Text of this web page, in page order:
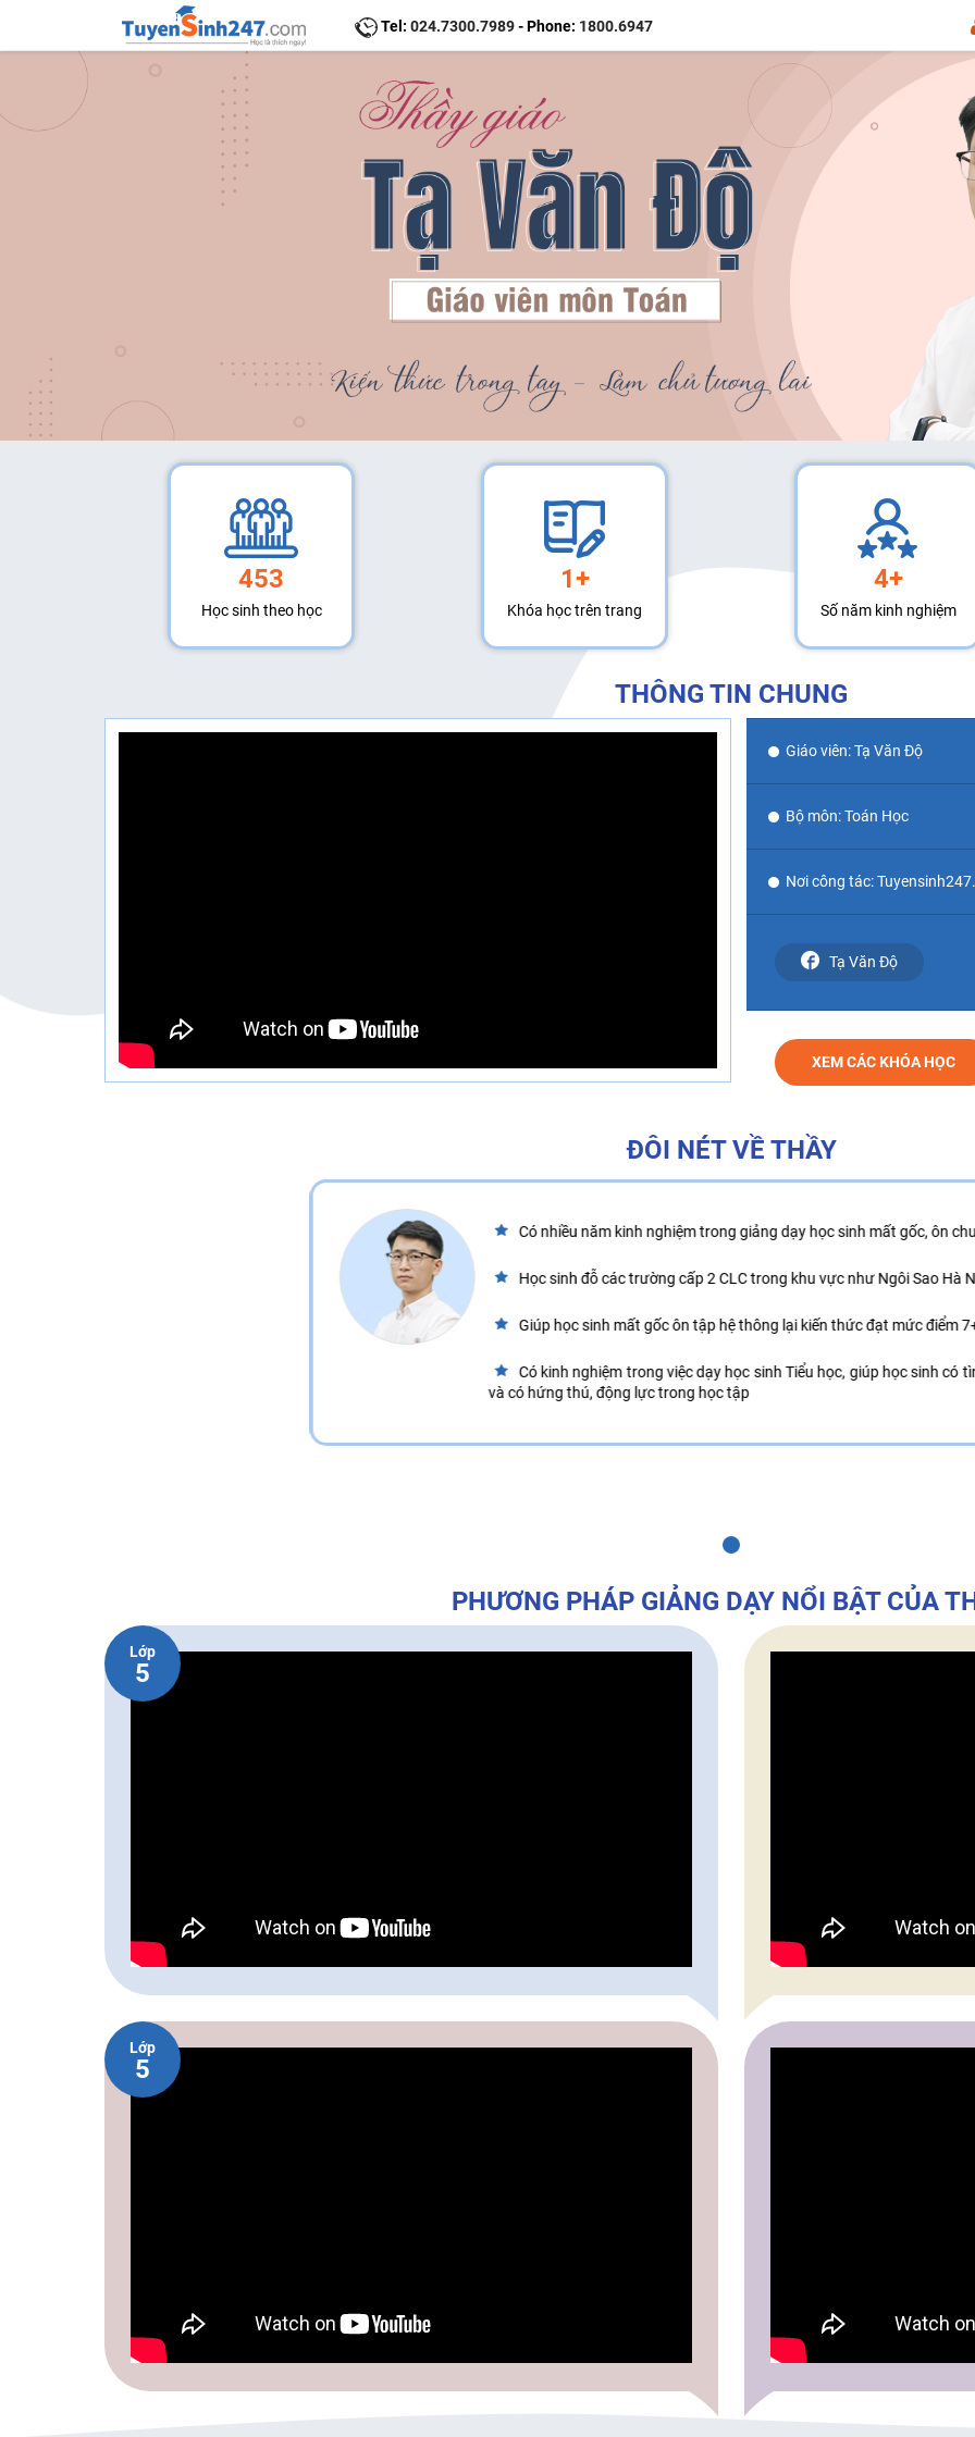
Tel: 024.7300.7989- Phone: 1800.6947
453
Học sinh theo học
1+
Khóa học trên trang
4+
Số năm kinh nghiệm
THÔNG TIN CHUNG
Giáo viên: Tạ Văn Độ
Bộ môn: Toán Học
Nơi công tác:
Tạ Văn Độ
XEM CÁC KHÓA HỌC
ĐÔI NÉT VỀ THẦY
Có nhiều năm kinh nghiệm trong giảng dạy học sinh mất gốc, ôn
Học sinh đỗ các trường cấp 2 CLC trong khu vực như Ngôi Sao Hà
Giúp học sinh mất gốc ôn tập hệ thông lại kiến thức đạt mức điểm
Có kinh nghiệm trong việc dạy học sinh Tiểu học, giúp học sinh có
và có hứng thú, động lực trong học tập
PHƯƠNG PHÁP GIẢNG DẠY NỔI BẬT CỦA
Lớp
5
Lớp
5